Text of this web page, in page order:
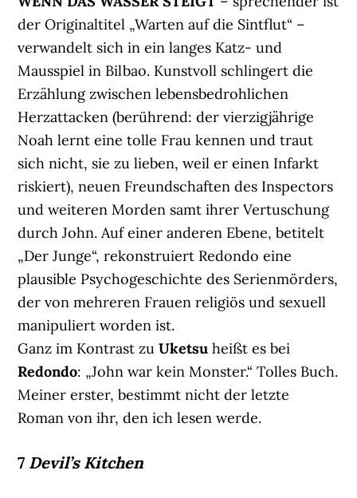
der Originaltitel „Warten auf die Sintflut“ –
verwandelt sich in ein langes Katz- und
Mausspiel in Bilbao. Kunstvoll schlingert die
Erzählung zwischen lebensbedrohlichen
Herzattacken (berührend: der vierzigjährige
Noah lernt eine tolle Frau kennen und traut
sich nicht, sie zu lieben, weil er einen Infarkt
riskiert), neuen Freundschaften des Inspectors
und weiteren Morden samt ihrer Vertuschung
durch John. Auf einer anderen Ebene, betitelt
„Der Junge“, rekonstruiert Redondo eine
plausible Psychogeschichte des Serienmörders,
der von mehreren Frauen religiös und sexuell
manipuliert worden ist.
Ganz im Kontrast zuUketsu heißt es bei
Redondo: „John war kein Monster.“ Tolles Buch.
Meiner erster, bestimmt nicht der letzte
Roman von ihr, den ich lesen werde.
7 Devil’s Kitchen